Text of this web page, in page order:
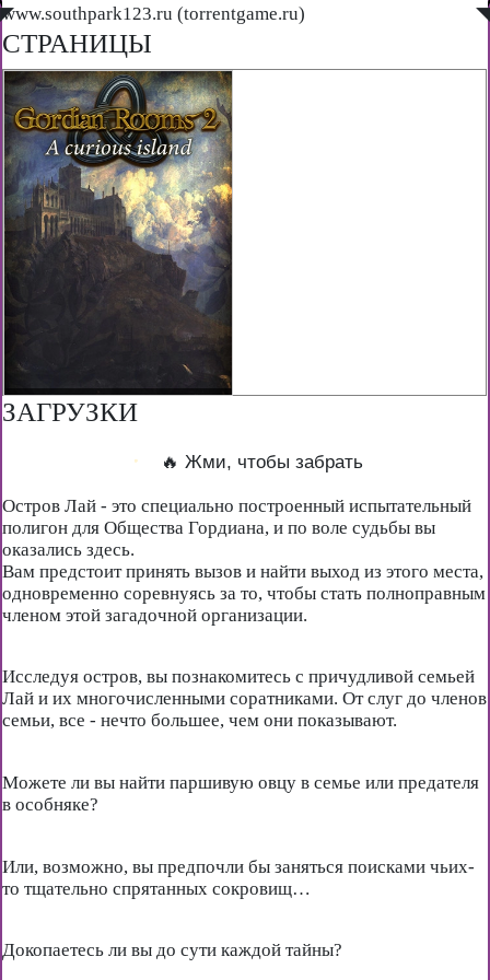
www.southpark123.ru (torrentgame.ru)
◤ ◥
СТРАНИЦЫ
ЗАГРУЗКИ
🔥 Жми, чтобы забрать
Остров Лай - это специально построенный испытательный
полигон для Общества Гордиана, и по воле судьбы вы
оказались здесь.
Вам предстоит принять вызов и найти выход из этого места,
одновременно соревнуясь за то, чтобы стать полноправным
членом этой загадочной организации.
Исследуя остров, вы познакомитесь с причудливой семьей
Лай и их многочисленными соратниками. От слуг до членов
семьи, все - нечто большее, чем они показывают.
Можете ли вы найти паршивую овцу в семье или предателя
в особняке?
Или, возможно, вы предпочли бы заняться поисками чьих-
то тщательно спрятанных сокровищ…
Докопаетесь ли вы до сути каждой тайны?